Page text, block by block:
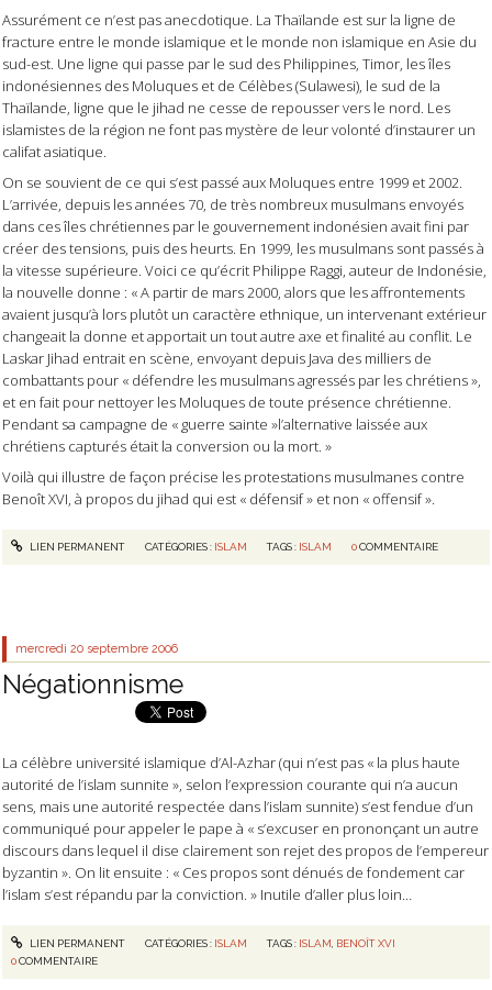
Assurément ce n’est pas anecdotique. La Thaïlande est sur la ligne de
fracture entre le monde islamique et le monde non islamique en Asie du
sud-est. Une ligne qui passe par le sud des Philippines, Timor, les îles
indonésiennes des Moluques et de Célèbes (Sulawesi), le sud de la
Thaïlande, ligne que le jihad ne cesse de repousser vers le nord. Les
islamistes de la région ne font pas mystère de leur volonté d’instaurer un
califat asiatique.
On se souvient de ce qui s’est passé aux Moluques entre 1999 et 2002.
L’arrivée, depuis les années 70, de très nombreux musulmans envoyés
dans ces îles chrétiennes par le gouvernement indonésien avait fini par
créer des tensions, puis des heurts. En 1999, les musulmans sont passés à
la vitesse supérieure. Voici ce qu’écrit Philippe Raggi, auteur de Indonésie,
la nouvelle donne : « A partir de mars 2000, alors que les affrontements
avaient jusqu’à lors plutôt un caractère ethnique, un intervenant extérieur
changeait la donne et apportait un tout autre axe et finalité au conflit. Le
Laskar Jihad entrait en scène, envoyant depuis Java des milliers de
combattants pour « défendre les musulmans agressés par les chrétiens »,
et en fait pour nettoyer les Moluques de toute présence chrétienne.
Pendant sa campagne de « guerre sainte »l’alternative laissée aux
chrétiens capturés était la conversion ou la mort. »
Voilà qui illustre de façon précise les protestations musulmanes contre
Benoît XVI, à propos du jihad qui est « défensif » et non « offensif ».
LIEN PERMANENT CATÉGORIES : ISLAM TAGS : ISLAM 0 COMMENTAIRE
mercredi 20 septembre 2006
Négationnisme
La célèbre université islamique d’Al-Azhar (qui n’est pas « la plus haute
autorité de l’islam sunnite », selon l’expression courante qui n’a aucun
sens, mais une autorité respectée dans l’islam sunnite) s’est fendue d’un
communiqué pour appeler le pape à « s’excuser en prononçant un autre
discours dans lequel il dise clairement son rejet des propos de l’empereur
byzantin ». On lit ensuite : « Ces propos sont dénués de fondement car
l’islam s’est répandu par la conviction. » Inutile d’aller plus loin…
LIEN PERMANENT CATÉGORIES : ISLAM TAGS : ISLAM BENOÎT XVI
0COMMENTAIRE